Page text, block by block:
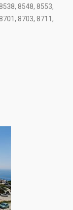
8548, 8553,
8703, 8711,